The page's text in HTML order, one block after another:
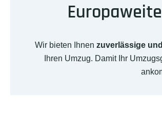
Wir bieten Ihnen zuverlässige
Ihren Umzug. Damit Ihr